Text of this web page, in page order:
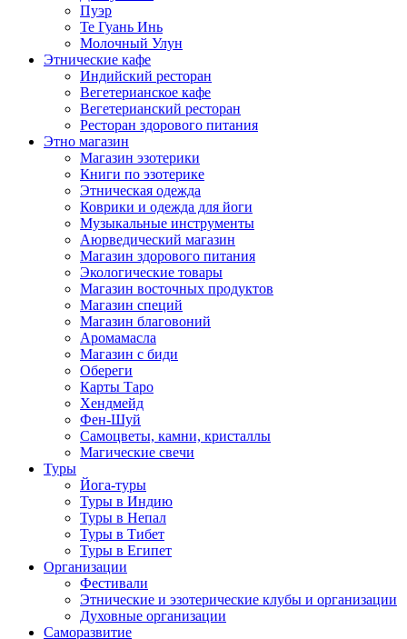
Пуэр
Те Гуань Инь
Молочный Улун
Этнические кафе
Индийский ресторан
Вегетерианское кафе
Вегетерианский ресторан
Ресторан здорового питания
Этно магазин
Магазин эзотерики
Книги по эзотерике
Этническая одежда
Коврики и одежда для йоги
Музыкальные инструменты
Аюрведический магазин
Магазин здорового питания
Экологические товары
Магазин восточных продуктов
Магазин специй
Магазин благовоний
Аромамасла
Магазин с биди
Обереги
Карты Таро
Хендмейд
Фен-Шуй
Самоцветы, камни, кристаллы
Магические свечи
Туры
Йога-туры
Туры в Индию
Туры в Непал
Туры в Тибет
Туры в Египет
Организации
Фестивали
Этнические и эзотерические клубы и организации
Духовные организации
Саморазвитие